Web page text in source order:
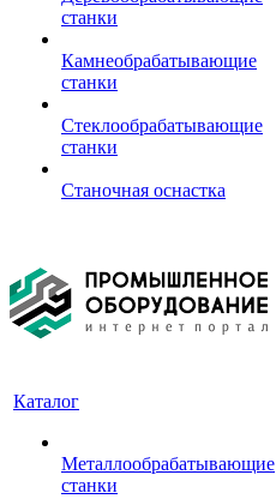
станки
Камнеобрабатывающие
станки
Стеклообрабатывающие
станки
Станочная оснастка
Каталог
Металлообрабатывающие
станки